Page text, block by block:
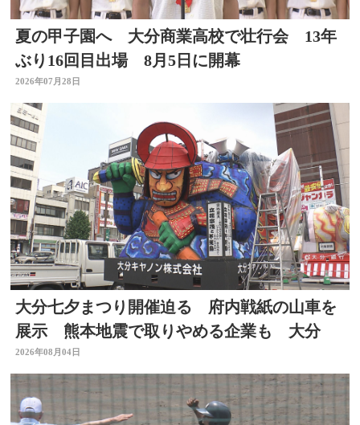
夏の甲子園へ 大分商業高校で壮行会 13年
ぶり16回目出場 8月5日に開幕
2026年07月28日
大分七夕まつり開催迫る 府内戦紙の山車を
展示 熊本地震で取りやめる企業も 大分
2026年08月04日